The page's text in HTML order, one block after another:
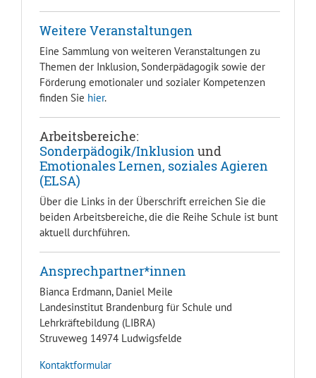
Weitere Veranstaltungen
Eine Sammlung von weiteren Veranstaltungen zu
Themen der Inklusion, Sonderpädagogik sowie der
Förderung emotionaler und sozialer Kompetenzen
finden Sie hier.
Arbeitsbereiche:
Sonderpädogik/Inklusionund
Emotionales Lernen, soziales Agieren
(ELSA)
Über die Links in der Überschrift erreichen Sie die
beiden Arbeitsbereiche, die die Reihe Schule ist bunt
aktuell durchführen.
Ansprechpartner*innen
Bianca Erdmann, Daniel Meile
Landesinstitut Brandenburg für Schule und
Lehrkräftebildung (LIBRA)
Struveweg 14974 Ludwigsfelde
Kontaktformular